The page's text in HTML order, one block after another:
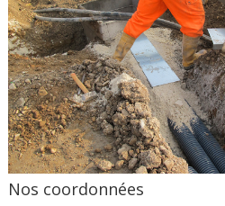
Nos coordonnées